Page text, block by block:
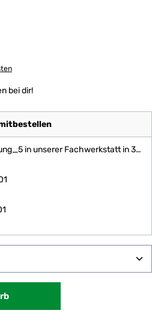
bei dir!
Inkl. Montage/Einmessung_5 in unserer Fachwerkstatt in 35108 Allendorf | Montagepreis ist nur für Hautpartikel (ohne anwählbares Zubehör)
gewünschten Wert ein